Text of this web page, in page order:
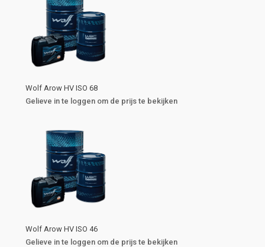
Wolf Arow HV ISO 68
Gelieve in te loggen om de prijs te bekijken
Wolf Arow HV ISO 46
Gelieve in te loggen om de prijs te bekijken